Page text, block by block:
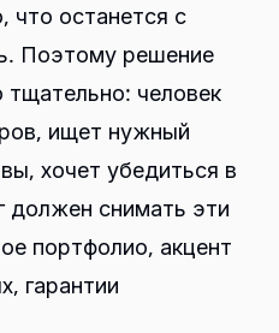
что останется с
Поэтому решение
человек
ищет нужный
хочет убедиться в
должен снимать эти
портфолио, акцент
гарантии